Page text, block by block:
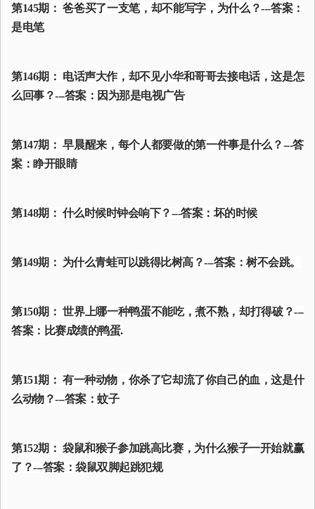
第145期： 爸爸买了一支笔，却不能写字，为什么？---答案：
是电笔
第146期： 电话声大作，却不见小华和哥哥去接电话，这是怎
么回事？---答案：因为那是电视广告
第147期： 早晨醒来，每个人都要做的第一件事是什么？---答
案：睁开眼睛
第148期： 什么时候时钟会响下？---答案：坏的时候
第149期： 为什么青蛙可以跳得比树高？---答案：树不会跳。
第150期： 世界上哪一种鸭蛋不能吃，煮不熟，却打得破？---
答案：比赛成绩的鸭蛋.
第151期： 有一种动物，你杀了它却流了你自己的血，这是什
么动物？---答案：蚊子
第152期： 袋鼠和猴子参加跳高比赛，为什么猴子一开始就赢
了？---答案：袋鼠双脚起跳犯规